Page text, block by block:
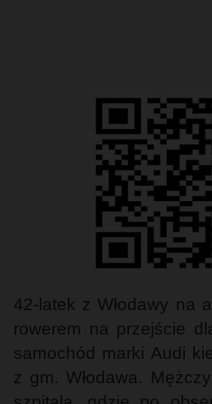
42-latek z Włodawy na
rowerem na przejście
samochód marki Audi
z gm. Włodawa.